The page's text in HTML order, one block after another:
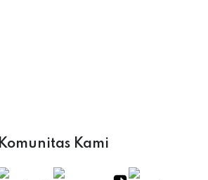
Komunitas Kami